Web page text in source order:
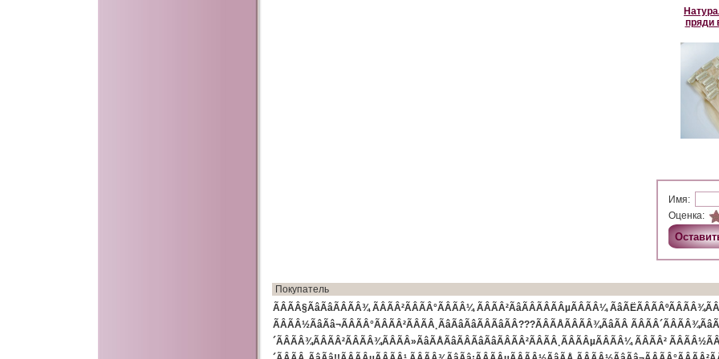
пряди
Имя:
Оценка:
Покупатель
ÃÂÃÂ§ÃâÃâÃÂÃÂ¾ ÃÂÃÂ²ÃÂÃÂ°ÃÂÃÂ¼ ÃÂÃÂ²ÃâÃÂÃÂÃÂµÃÂÃÂ¼
ÃÂÃÂ½ÃâÃâ¬ÃÂÃÂ°ÃÂÃÂ²ÃÂÃÂ¸ÃâÃâÃâÃÂÃâÃÂ???ÃÂÃÅÃÂÃÂ¾ÃâÃÂ
´ÃÂÃÂ¾ÃÂÃÂ²ÃÂÃÂ¾ÃÂÃÂ»ÃâÃÅÃâÃÂÃâÃâÃÂÃÂ²ÃÂÃÂ¸ÃÂÃÂµÃÂÃÂ¼ ÃÂÃÂ²